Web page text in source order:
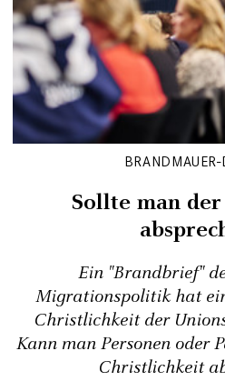
Sollte man der
Ein "Brandbrief"
Migrationspolitik hat
Christlichkeit der
Kann man Personen oder
Christlichkeit